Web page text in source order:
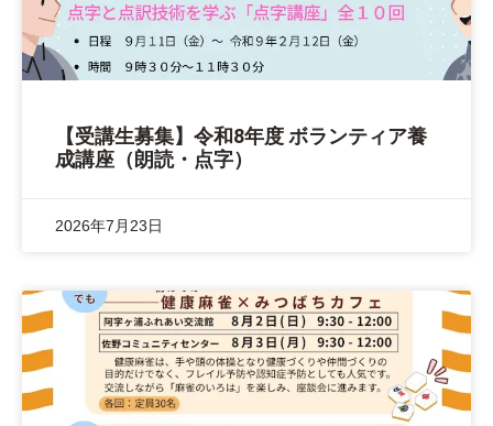
【受講生募集】令和8年度 ボランティア養
成講座（朗読・点字）
2026年7月23日